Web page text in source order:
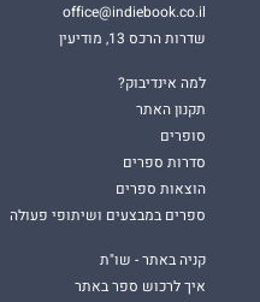
office@indiebook.co.il
שדרות הרכס 13, מודיעין
למה אינדיבוק?
תקנון האתר
סופרים
סדרות ספרים
הוצאות ספרים
ספרים במבצעים ושיתופי פעולה
קניה באתר - שו"ת
איך לרכוש ספר באתר